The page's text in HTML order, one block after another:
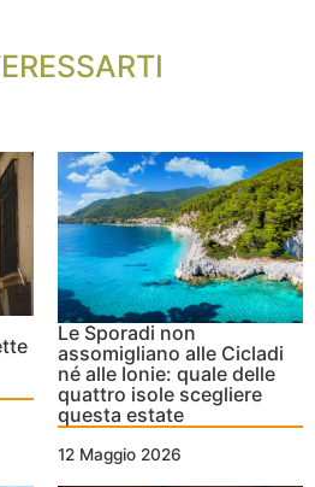
Le Sporadi non
assomigliano alle Cicladi
né alle Ionie: quale delle
quattro isole scegliere
questa estate
12 Maggio 2026